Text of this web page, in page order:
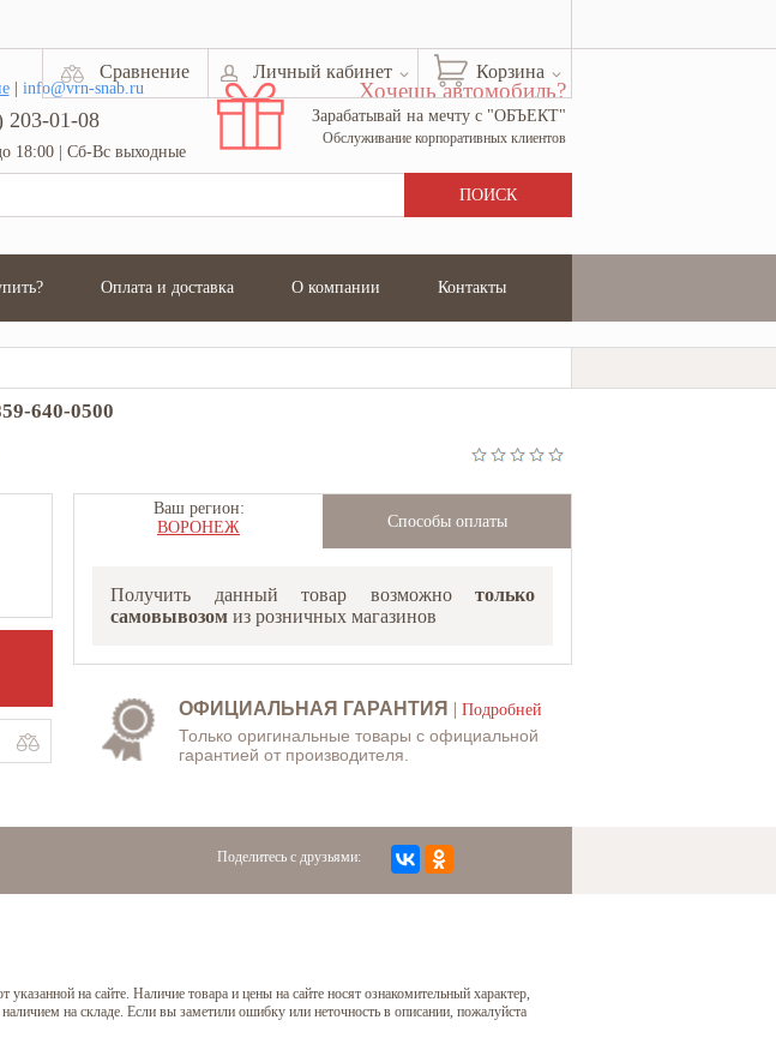
Корзина
Личный кабинет
Сравнение
| info@vrn-snab.ru
203-01-08
18:00 | Сб-Вс выходные
Хочешь автомобиль?
Зарабатывай на мечту с "ОБЪЕКТ"
Обслуживание корпоративных клиентов
Оплата и доставка О компании Контакты
640-0500
Ваш регион:
ВОРОНЕЖ
Способы оплаты
Получить данный товар возможно только
самовывозом из розничных магазинов
ОФИЦИАЛЬНАЯ ГАРАНТИЯ | Подробней
Только оригинальные товары с официальной
гарантией от производителя.
Поделитесь с друзьями:
на сайте. Наличие товара и цены на сайте носят ознакомительный характер,
на складе. Если вы заметили ошибку или неточность в описании, пожалуйста